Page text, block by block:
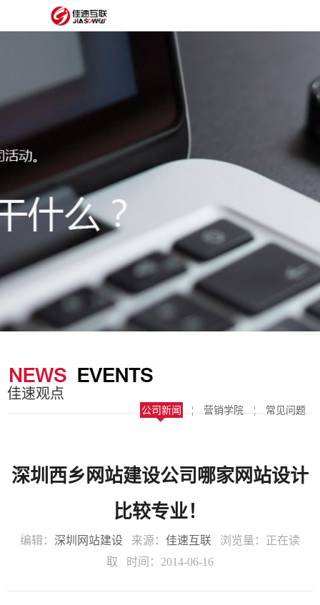
设
网
建
制
板
抖
获
里
服
经
案
站
圈
子
关
佳速观点
公司新闻 ¦ 营销学院 ¦ 常见问题
深圳西乡网站建设公司哪家网站设计
比较专业！
编辑： 深圳网站建设 来源： 佳速互联 浏览量： 正在读
取 时间：2014-06-16